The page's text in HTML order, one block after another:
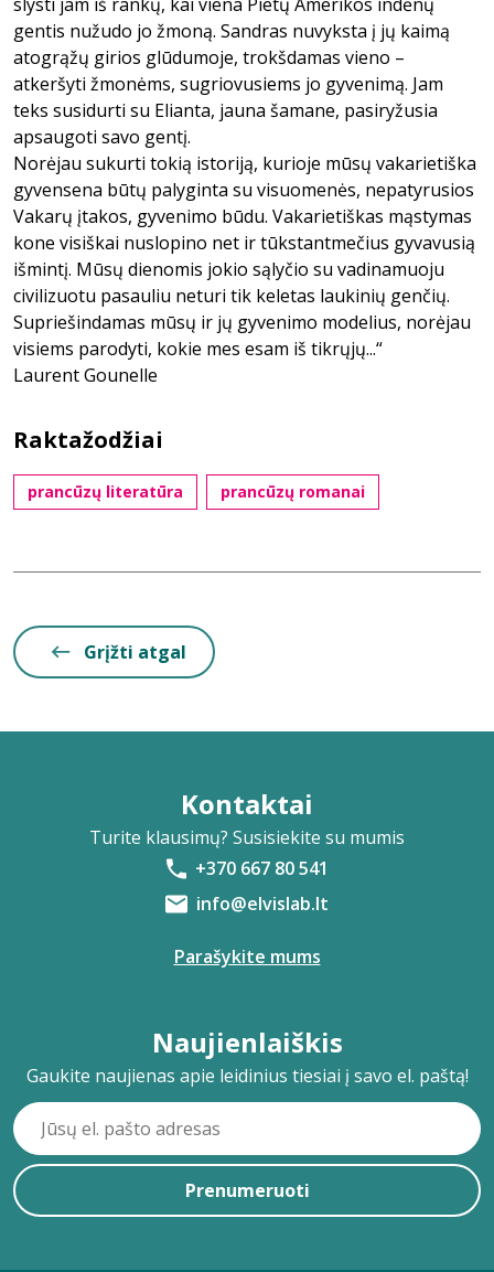
gentis nužudo jo žmoną. Sandras nuvyksta į jų kaimą
atogrąžų girios glūdumoje, trokšdamas vieno –
atkeršyti žmonėms, sugriovusiems jo gyvenimą. Jam
teks susidurti su Elianta, jauna šamane, pasiryžusia
apsaugoti savo gentį.
Norėjau sukurti tokią istoriją, kurioje mūsų vakarietiška
gyvensena būtų palyginta su visuomenės, nepatyrusios
Vakarų įtakos, gyvenimo būdu. Vakarietiškas mąstymas
kone visiškai nuslopino net ir tūkstantmečius gyvavusią
išmintį. Mūsų dienomis jokio sąlyčio su vadinamuoju
civilizuotu pasauliu neturi tik keletas laukinių genčių.
Supriešindamas mūsų ir jų gyvenimo modelius, norėjau
visiems parodyti, kokie mes esam iš tikrųjų...“
Laurent Gounelle
Raktažodžiai
prancūzų literatūra prancūzų romanai
Grįžti atgal
Kontaktai
Turite klausimų? Susisiekite su mumis
+370 667 80 541
info@elvislab.lt
Parašykite mums
Naujienlaiškis
Gaukite naujienas apie leidinius tiesiai į savo el. paštą!
Prenumeruoti